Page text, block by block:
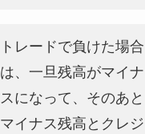
トレードで負けた場合
は、一旦残高がマイナ
スになって、そのあと
マイナス残高とクレジ